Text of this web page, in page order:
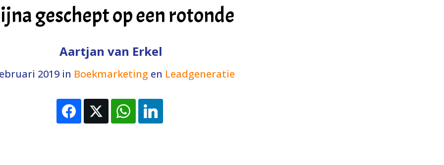
geschept op een rotonde
Aartjan van Erkel
2019 in Boekmarketing en Leadgeneratie